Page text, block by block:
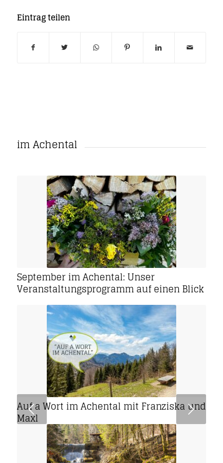
Eintrag teilen
im Achental
September im Achental: Unser
Veranstaltungsprogramm auf einen Blick
Auf a Wort im Achental mit Franziska und
Maxl
Weiter